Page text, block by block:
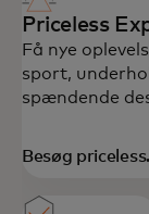
Priceless
Få nye
sport,
spændende
Besøg